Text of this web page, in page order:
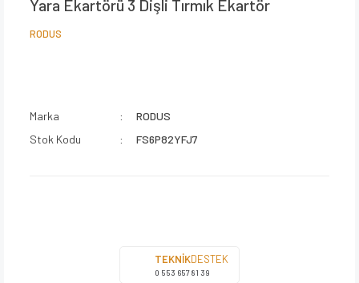
Yara Ekartörü 3 Dişli Tırmık Ekartör
RODUS
Marka
RODUS
Stok Kodu
FS6P82YFJ7
TEKNİKDESTEK
0 553 657 81 39